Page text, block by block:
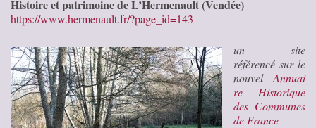
Histoire et patrimoine de L’Hermenault (Vendée)
https://www.hermenault.fr/?page_id=143
un site
référencé sur le
nouvel Annuai
re Historique
des Communes
de France